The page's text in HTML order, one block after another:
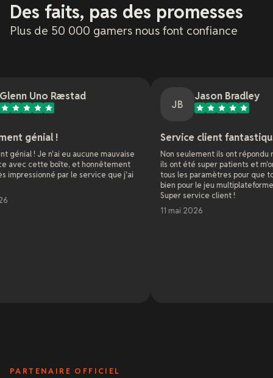
Des faits, pas des promesses
Plus de 50 000 gamers nous font confiance
!
eu aucune mauvaise
et honnêtement
par le service que j'ai
Jason Bradley
Service client fantastique
Non seulement ils ont répondu rapidement,
ils ont été super patients et m'ont guidé à
tous les paramètres pour que tout fonctionne
bien pour le jeu multiplateforme avec mes
Super service client !
PARTENAIRE OFFICIEL